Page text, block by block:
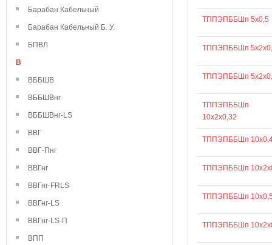
Барабан Кабельный
Барабан Кабельный Б. У.
БПВЛ
В
ВББШВ
ВББШВнг
ВББШВнг-LS
ВВГ
ВВГ-Пнг
ВВГнг
ВВГнг-FRLS
ВВГнг-LS
ВВГнг-LS-П
ВПП
ТППЭПББШп 5х0,5
ТППЭПББШп
ТППЭПББШп
ТППЭПББШп
10х2х0,32
ТППЭПББШп
ТППЭПББШп
ТППЭПББШп
ТППЭПББШп